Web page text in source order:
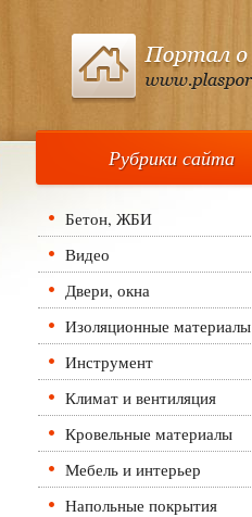
Рубрики сайта
Бетон, ЖБИ
Видео
Двери, окна
Изоляционные материалы
Инструмент
Климат и вентиляция
Кровельные материалы
Мебель и интерьер
Напольные покрытия